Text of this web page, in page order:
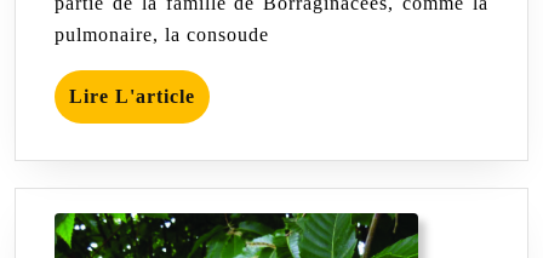
pulmonaire, la consoude
Lire L'article Lire
L'article